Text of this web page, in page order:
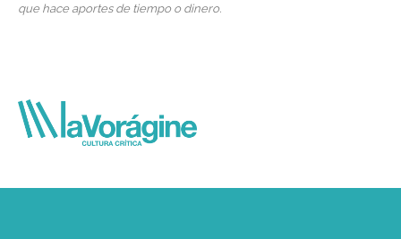
que hace aportes de tiempo o dinero.